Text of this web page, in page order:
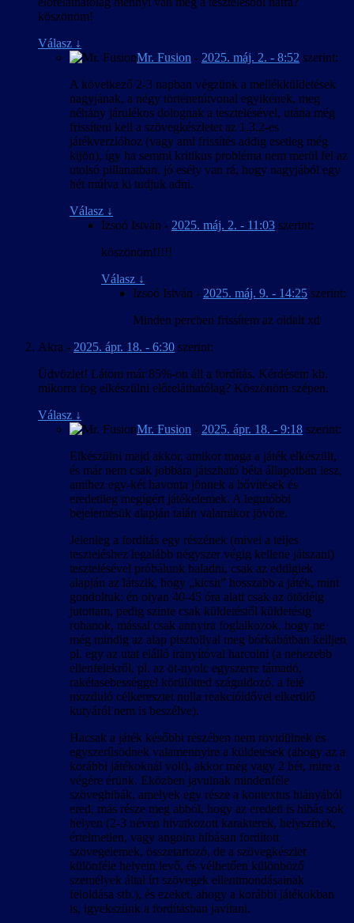
köszönöm!
Válasz ↓
Mr. Fusion - 2025. máj. 2. - 8:52 szerint:
A következő 2-3 napban végzünk a mellékküldetések
nagyjának, a négy történetútvonal egyikének, meg
néhány járulékos dolognak a tesztelésével, utána még
frissíteni kell a szövegkészletet az 1.3.2-es
játékverzióhoz (vagy ami frissítés addig esetleg még
kijön), így ha semmi kritikus probléma nem merül fel az
utolsó pillanatban, jó esély van rá, hogy nagyjából egy
hét múlva ki tudjuk adni.
Válasz ↓
Izsoó István - 2025. máj. 2. - 11:03 szerint:
köszönöm!!!!!
Válasz ↓
Izsoó István - 2025. máj. 9. - 14:25 szerint:
Minden percben frissítem az oldalt xd
Akra - 2025. ápr. 18. - 6:30 szerint:
Üdvözlet! Látom már 85%-on áll a fordítás. Kérdésem kb.
mikorra fog elkészülni előreláthatólag? Köszönöm szépen.
Válasz ↓
Mr. Fusion - 2025. ápr. 18. - 9:18 szerint:
Elkészülni majd akkor, amikor maga a játék elkészült,
és már nem csak jobbára játszható béta állapotban lesz,
amihez egy-két havonta jönnek a bővítések és
eredetileg megígért játékelemek. A legutóbbi
bejelentésük alapján talán valamikor jövőre.
Jelenleg a fordítás egy részének (mivel a teljes
teszteléshez legalább négyszer végig kellene játszani)
tesztelésével próbálunk haladni, csak az eddigiek
alapján az látszik, hogy „kicsit” hosszabb a játék, mint
gondoltuk: én olyan 40-45 óra alatt csak az ötödéig
jutottam, pedig szinte csak küldetéstől küldetésig
rohanok, mással csak annyira foglalkozok, hogy ne
még mindig az alap pisztollyal meg bórkabátban kelljen
pl. egy az utat elálló irányítóval harcolni (a nehezebb
ellenfelekről, pl. az öt-nyolc egyszerre támadó,
rakétasebességgel körülötted száguldozó, a felé
mozduló célkeresztet nulla reakcióidővel elkerülő
kutyáról nem is beszélve).
Hacsak a játék későbbi részében nem rövidülnek és
egyszerűsödnek valamennyire a küldetések (ahogy az a
korábbi játékoknál volt), akkor még vagy 2 hét, mire a
végére érünk. Eközben javulnak mindenféle
szöveghibák, amelyek egy része a kontextus hiányából
ered, más része meg abból, hogy az eredeti is hibás sok
helyen (2-3 néven hivatkozott karakterek, helyszínek,
értelmetlen, vagy angolra hibásan fordított
szövegelemek, összetartozó, de a szövegkészlet
különféle helyein levő, és vélhetően különböző
személyek által írt szövegek ellentmondásainak
feloldása stb.), és ezeket, ahogy a korábbi játékokban
is, igyekszünk a fordításban javítani.